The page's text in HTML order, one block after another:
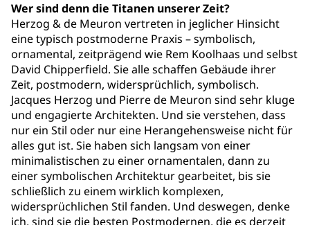
Wer sind denn die Titanen unserer Zeit?
Herzog & de Meuron vertreten in jeglicher Hinsicht
eine typisch postmoderne Praxis – symbolisch,
ornamental, zeitprägend wie Rem Koolhaas und selbst
David Chipperfield. Sie alle schaffen Gebäude ihrer
Zeit, postmodern, widersprüchlich, symbolisch.
Jacques Herzog und Pierre de Meuron sind sehr kluge
und engagierte Architekten. Und sie verstehen, dass
nur ein Stil oder nur eine Herangehensweise nicht für
alles gut ist. Sie haben sich langsam von einer
minimalistischen zu einer ornamentalen, dann zu
einer symbolischen Architektur gearbeitet, bis sie
schließlich zu einem wirklich komplexen,
widersprüchlichen Stil fanden. Und deswegen, denke
ich, sind sie die besten Postmodernen, die es derzeit